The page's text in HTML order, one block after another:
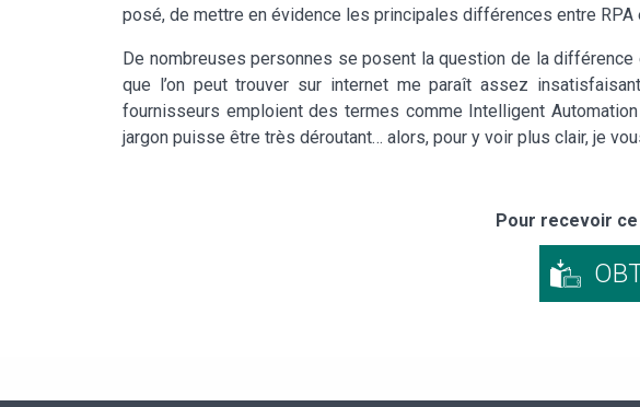
posé, de mettre en évidence les principales différences entre
De nombreuses personnes se posent la question de la
que l’on peut trouver sur internet me paraît assez
fournisseurs emploient des termes comme Intelligent
jargon puisse être très déroutant… alors, pour y voir plus clair, je
Pour recevoir